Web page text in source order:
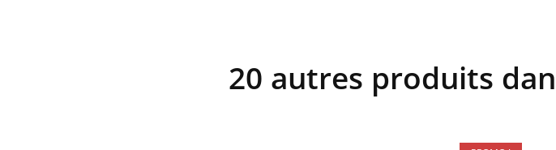
20 autres produits